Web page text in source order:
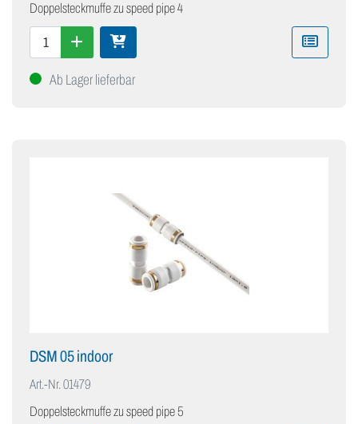
Doppelsteckmuffe zu speed pipe 4
Ab Lager lieferbar
DSM 05 indoor
Art.-Nr.01479
Doppelsteckmuffe zu speed pipe 5